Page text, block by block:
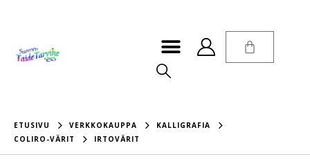
ETUSIVU VERKKOKAUPPA
KALLIGRAFIA
COLIRO-VÄRIT
IRTOVÄRIT